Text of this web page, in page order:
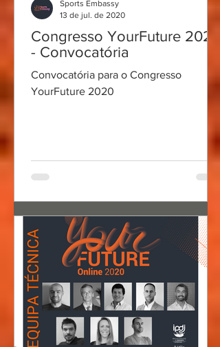
Congresso YourFuture 2020
- Convocatória
Convocatória para o Congresso
YourFuture 2020
Sports Embassy
13 de jul. de 2020